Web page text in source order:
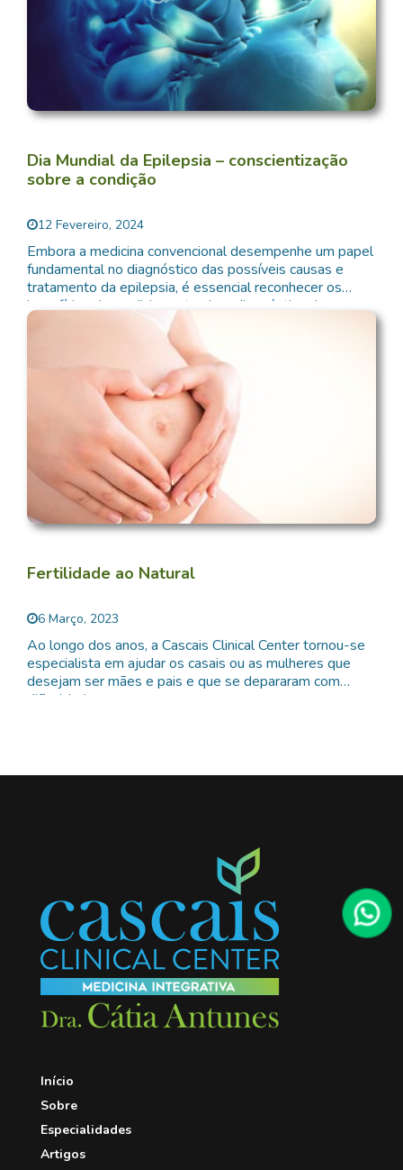
Dia Mundial da Epilepsia – conscientização
sobre a condição
12 Fevereiro, 2024
Embora a medicina convencional desempenhe um papel
fundamental no diagnóstico das possíveis causas e
tratamento da epilepsia, é essencial reconhecer os
benefícios da medicina natural no diagnóstico de causas
e de alternativas como a cannabis medicinal, a
naturopatia, a acupunctura e a medicina quântica
Fertilidade ao Natural
6 Março, 2023
Ao longo dos anos, a Cascais Clinical Center tornou-se
especialista em ajudar os casais ou as mulheres que
desejam ser mães e pais e que se depararam com
dificuldades.
Início
Sobre
Especialidades
Artigos